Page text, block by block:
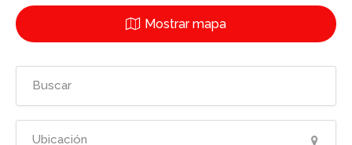
Mostrar mapa